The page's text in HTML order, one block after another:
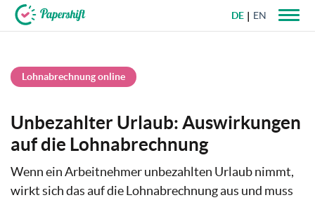
DE EN
Lohnabrechnung online
Unbezahlter Urlaub: Auswirkungen
auf die Lohnabrechnung
Wenn ein Arbeitnehmer unbezahlten Urlaub nimmt,
wirkt sich das auf die Lohnabrechnung aus und muss